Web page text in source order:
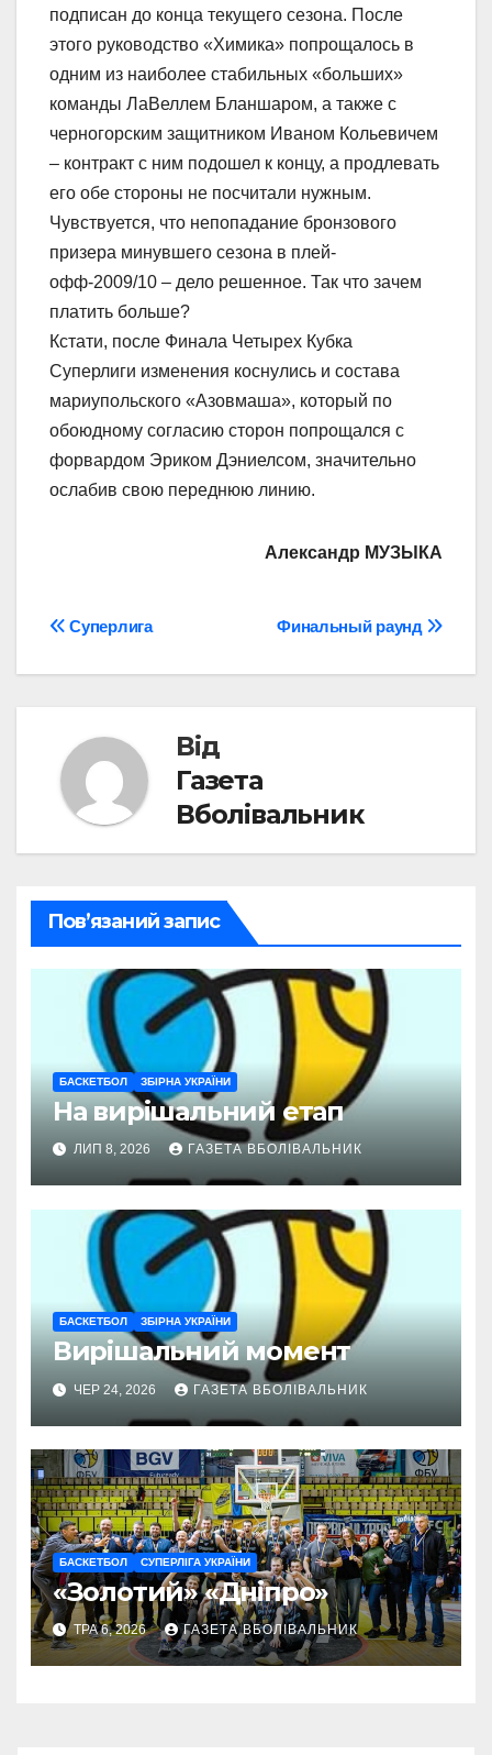
подписан до конца текущего сезона. После
этого руководство «Химика» попрощалось в
одним из наиболее стабильных «больших»
команды ЛаВеллем Бланшаром, а также с
черногорским защитником Иваном Кольевичем
– контракт с ним подошел к концу, а продлевать
его обе стороны не посчитали нужным.
Чувствуется, что непопадание бронзового
призера минувшего сезона в плей-
офф-2009/10 – дело решенное. Так что зачем
платить больше?
Кстати, после Финала Четырех Кубка
Суперлиги изменения коснулись и состава
мариупольского «Азовмаша», который по
обоюдному согласию сторон попрощался с
форвардом Эриком Дэниелсом, значительно
ослабив свою переднюю линию.
Александр МУЗЫКА
Навігація
записів
Финальный раунд
Суперлига
Від
Газета
Вболівальник
Пов’язаний запис
БАСКЕТБОЛ ЗБІРНА УКРАЇНИ
На вирішальний етап
ЛИП 8, 2026 ГАЗЕТА ВБОЛІВАЛЬНИК
БАСКЕТБОЛ ЗБІРНА УКРАЇНИ
Вирішальний момент
ЧЕР 24, 2026 ГАЗЕТА ВБОЛІВАЛЬНИК
БАСКЕТБОЛ СУПЕРЛІГА УКРАЇНИ
«Золотий» «Дніпро»
ТРА 6, 2026 ГАЗЕТА ВБОЛІВАЛЬНИК